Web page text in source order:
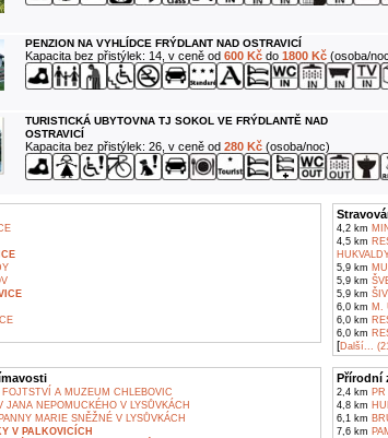
PENZION NA VYHLÍDCE FRÝDLANT NAD OSTRAVICÍ
Kapacita bez přistýlek: 14, v ceně od 600 Kčdo 1800 Kč(osoba/
TURISTICKÁ UBYTOVNA TJ SOKOL VE FRÝDLANTĚ NAD
OSTRAVICÍ
Kapacita bez přistýlek: 26, v ceně od 280 Kč(osoba/noc)
4,2 km
4,5 km
5,9 km
5,9 km
5,9 km
6,0 km M.
6,0 km
6,0 km
[Další...
FOJTSTVÍ A MUZEUM CHLEBOVIC
JANA NEPOMUCKÉHO V LYSŮVKÁCH
MARIE SNĚŽNÉ V LYSŮVKÁCH
V PALKOVICÍCH
Přírodní
2,4 km PR
4,8 km
6,1 km
7,6 km